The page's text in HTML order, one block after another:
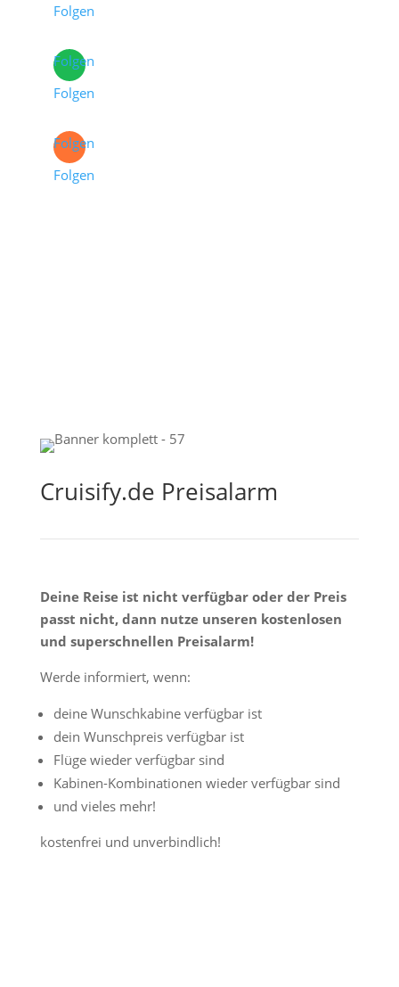
Folgen
Folgen
Folgen
Folgen
Folgen
Cruisify.de Preisalarm
Deine Reise ist nicht verfügbar oder der Preis
passt nicht, dann nutze unseren kostenlosen
und superschnellen Preisalarm!
Werde informiert, wenn:
deine Wunschkabine verfügbar ist
dein Wunschpreis verfügbar ist
Flüge wieder verfügbar sind
Kabinen-Kombinationen wieder verfügbar sind
und vieles mehr!
kostenfrei und unverbindlich!